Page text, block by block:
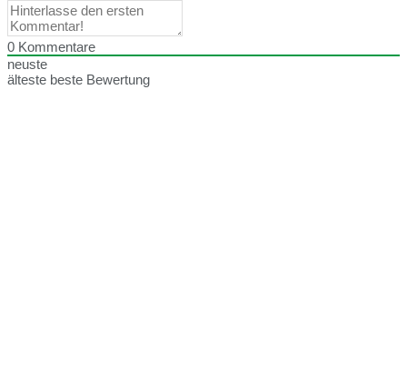
0 Kommentare
neuste
älteste beste Bewertung